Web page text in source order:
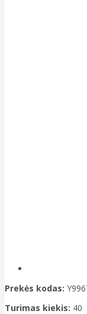
Prekės kodas:
Turimas kiekis: 40